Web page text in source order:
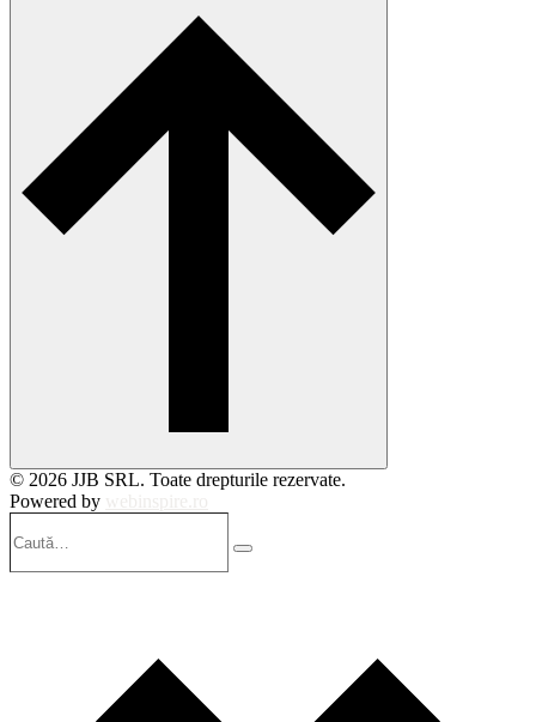
© 2026 JJB SRL. Toate drepturile rezervate.
Powered by
Search